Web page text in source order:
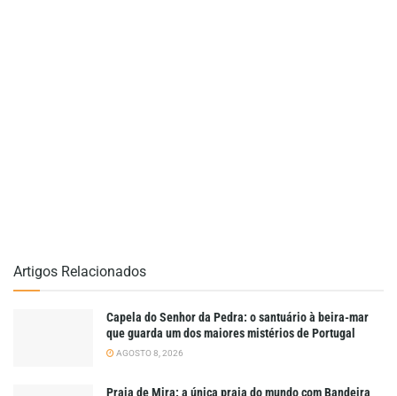
Artigos Relacionados
Capela do Senhor da Pedra: o santuário à beira-mar
que guarda um dos maiores mistérios de Portugal
AGOSTO 8, 2026
Praia de Mira: a única praia do mundo com Bandeira